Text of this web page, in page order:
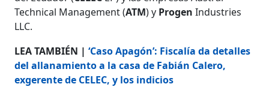
Technical Management (ATM) y ProgenIndustries
LLC.
LEA TAMBIÉN |‘Caso Apagón’: Fiscalía da detalles
del allanamiento a la casa de Fabián Calero,
exgerente de CELEC, y los indicios